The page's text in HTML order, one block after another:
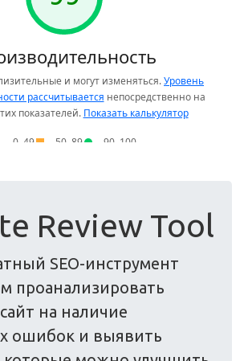
Review Tool
SEO-инструмент
проанализировать
на наличие
ошибок и выявить